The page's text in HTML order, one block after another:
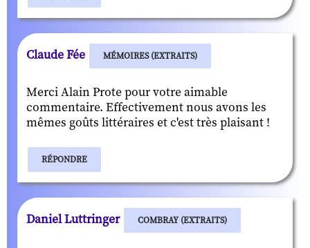
Claude Fée MÉMOIRES (EXTRAITS)
Merci Alain Prote pour votre aimable
commentaire. Effectivement nous avons les
mêmes goûts littéraires et c'est très plaisant !
RÉPONDRE
Daniel Luttringer COMBRAY (EXTRAITS)